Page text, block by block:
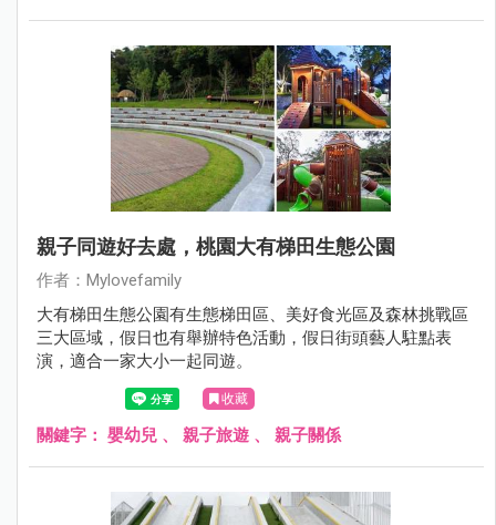
親子同遊好去處，桃園大有梯田生態公園
作者：Mylovefamily
大有梯田生態公園有生態梯田區、美好食光區及森林挑戰區
三大區域，假日也有舉辦特色活動，假日街頭藝人駐點表
演，適合一家大小一起同遊。
收藏
關鍵字： 嬰幼兒 、 親子旅遊 、 親子關係